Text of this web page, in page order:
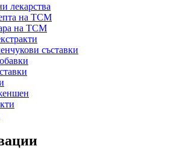
лекарства
на TCM
на TCM
съставки